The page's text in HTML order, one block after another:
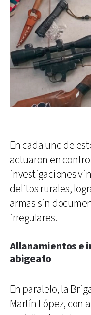
En cada uno de
actuaron en
investigaciones
delitos rurales,
armas sin
irregulares.
Allanamientos e
abigeato
En paralelo, la
Martín López, con